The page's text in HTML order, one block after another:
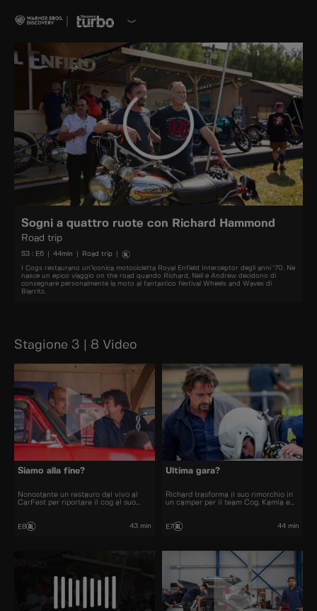
Sogni a quattro ruote con Richard Hammond
Road trip
S3 : E6 44min Road trip
I Cogs restaurano un'iconica motocicletta Royal Enfield Interceptor degli anni '70. Ne
nasce un epico viaggio on the road quando Richard, Neil e Andrew decidono di
consegnare personalmente la moto al fantastico festival Wheels and Waves di
Biarritz.
Stagione 3 | 8 Video
Siamo alla fine?
Nonostante un restauro dal vivo al
CarFest per riportare il cog al suo
per le prospettive dell'officina. Anche
E8 43 min
Ultima gara?
Richard trasforma il suo rimorchio in
un camper per il team Cog. Kamla e
dimostrare che non è uno spreco di
E7 44 min